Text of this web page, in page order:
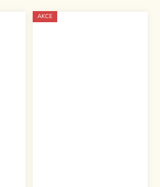
AKCE